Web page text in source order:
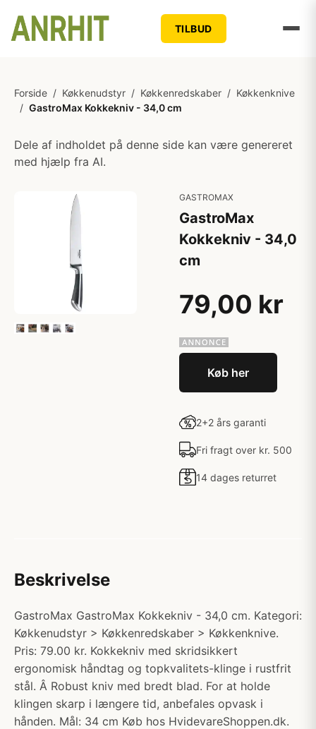
TILBUD
Forside / Køkkenudstyr / Køkkenredskaber / Køkkenknive
/ GastroMax Kokkekniv - 34,0 cm
Dele af indholdet på denne side kan være genereret
med hjælp fra AI.
GASTROMAX
GastroMax
Kokkekniv - 34,0
cm
79,00 kr
Køb her
2+2 års garanti
Fri fragt over kr. 500
14 dages returret
Beskrivelse
GastroMax GastroMax Kokkekniv - 34,0 cm. Kategori:
Køkkenudstyr > Køkkenredskaber > Køkkenknive.
Pris: 79.00 kr. Kokkekniv med skridsikkert
ergonomisk håndtag og topkvalitets-klinge i rustfrit
stål. Â Robust kniv med bredt blad. For at holde
klingen skarp i længere tid, anbefales opvask i
hånden. Mål: 34 cm Køb hos HvidevareShoppen.dk.